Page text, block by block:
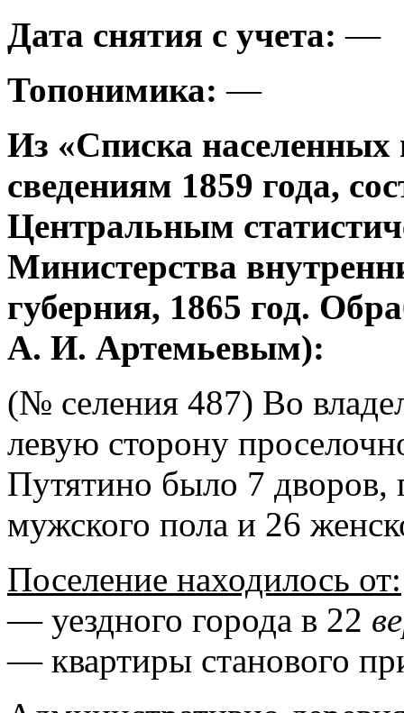
Дата снятия с учета: —
Топонимика: —
Из «Списка населенных
сведениям 1859 года,
Центральным
Министерства
губерния, 1865 год.
А. И. Артемьевым):
(№ селения 487) Во
левую сторону
Путятино было 7 дворов,
мужского пола и 26
Поселение находилось от:
— уездного города в 22
— квартиры станового